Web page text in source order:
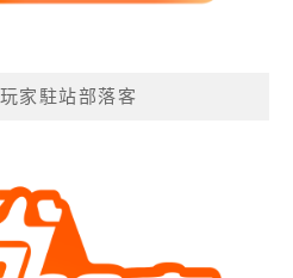
家駐站部落客